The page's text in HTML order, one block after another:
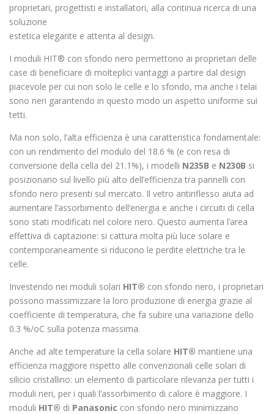
proprietari, progettisti e installatori, alla continua ricerca di una
soluzione
estetica elegante e attenta al design.
I moduli HIT® con sfondo nero permettono ai proprietari delle
case di beneficiare di molteplici vantaggi a partire dal design
piacevole per cui non solo le celle e lo sfondo, ma anche i telai
sono neri garantendo in questo modo un aspetto uniforme sui
tetti.
Ma non solo, l’alta efficienza è una caratteristica fondamentale:
con un rendimento del modulo del 18.6 % (e con resa di
conversione della cella del 21.1%), i modelli N235B e N230B si
posizionano sul livello più alto dell’efficienza tra pannelli con
sfondo nero presenti sul mercato. Il vetro antiriflesso aiuta ad
aumentare l’assorbimento dell’energia e anche i circuiti di cella
sono stati modificati nel colore nero. Questo aumenta l’area
effettiva di captazione: si cattura molta più luce solare e
contemporaneamente si riducono le perdite elettriche tra le
celle.
Investendo nei moduli solari HIT® con sfondo nero, i proprietari
possono massimizzare la loro produzione di energia grazie al
coefficiente di temperatura, che fa subire una variazione dello
0.3 %/oC sulla potenza massima.
Anche ad alte temperature la cella solare HIT® mantiene una
efficienza maggiore rispetto alle convenzionali celle solari di
silicio cristallino: un elemento di particolare rilevanza per tutti i
moduli neri, per i quali l’assorbimento di calore è maggiore. I
moduli HIT® di Panasonic con sfondo nero minimizzano